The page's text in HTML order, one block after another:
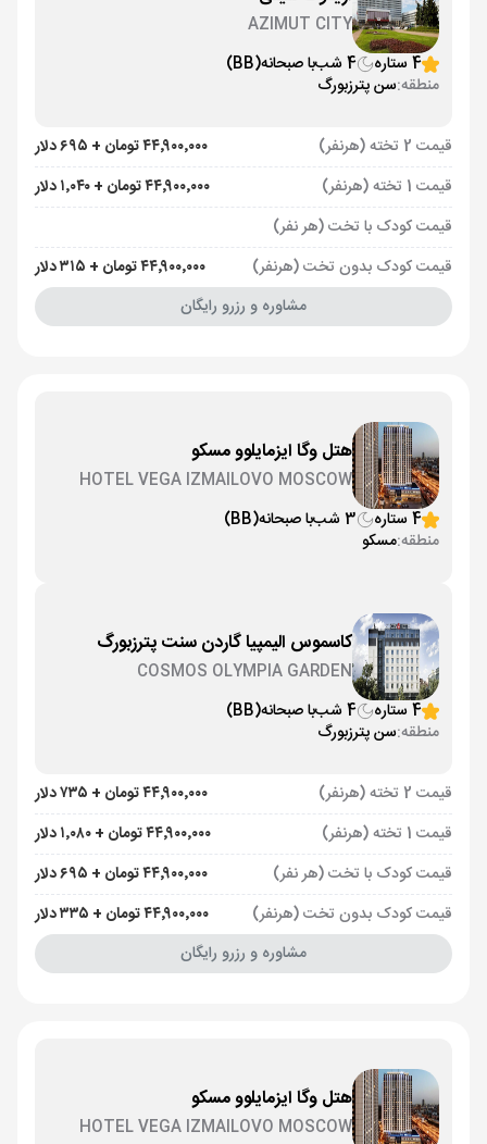
AZIMUT CITY
4 ستاره
4 شب با صبحانه(BB)
منطقه:سن پترزبورگ
قیمت 2 تخته (هرنفر)
۴۴٬۹۰۰٬۰۰۰ تومان + ۶۹۵ دلار
قیمت 1 تخته (هرنفر)
۴۴٬۹۰۰٬۰۰۰ تومان + ۱٬۰۴۰ دلار
قیمت کودک با تخت (هر نفر)
قیمت کودک بدون تخت (هرنفر)
۴۴٬۹۰۰٬۰۰۰ تومان + ۳۱۵ دلار
مشاوره و رزرو رایگان
هتل وگا ایزمایلوو مسکو
HOTEL VEGA IZMAILOVO MOSCOW
4 ستاره
3 شب با صبحانه(BB)
منطقه:مسکو
کاسموس الیمپیا گاردن سنت پترزبورگ
COSMOS OLYMPIA GARDEN
4 ستاره
4 شب با صبحانه(BB)
منطقه:سن پترزبورگ
قیمت 2 تخته (هرنفر)
۴۴٬۹۰۰٬۰۰۰ تومان + ۷۳۵ دلار
قیمت 1 تخته (هرنفر)
۴۴٬۹۰۰٬۰۰۰ تومان + ۱٬۰۸۰ دلار
قیمت کودک با تخت (هر نفر)
۴۴٬۹۰۰٬۰۰۰ تومان + ۶۹۵ دلار
قیمت کودک بدون تخت (هرنفر)
۴۴٬۹۰۰٬۰۰۰ تومان + ۳۳۵ دلار
مشاوره و رزرو رایگان
هتل وگا ایزمایلوو مسکو
HOTEL VEGA IZMAILOVO MOSCOW